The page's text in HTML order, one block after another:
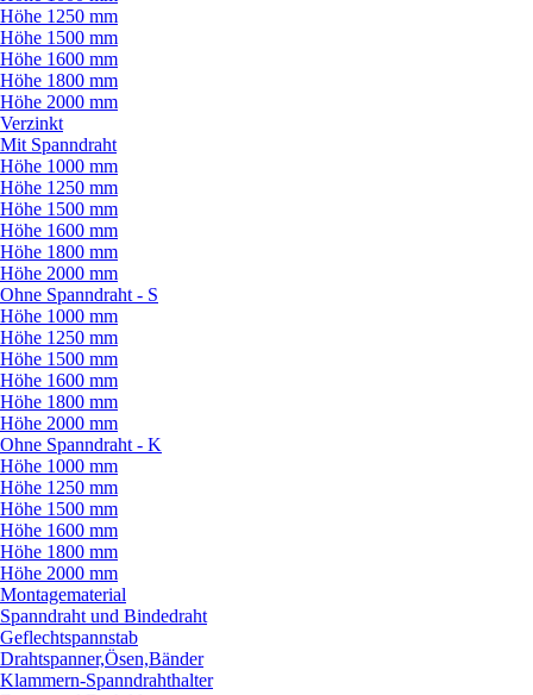
Höhe 1250 mm
Höhe 1500 mm
Höhe 1600 mm
Höhe 1800 mm
Höhe 2000 mm
Verzinkt
Mit Spanndraht
Höhe 1000 mm
Höhe 1250 mm
Höhe 1500 mm
Höhe 1600 mm
Höhe 1800 mm
Höhe 2000 mm
Ohne Spanndraht - S
Höhe 1000 mm
Höhe 1250 mm
Höhe 1500 mm
Höhe 1600 mm
Höhe 1800 mm
Höhe 2000 mm
Ohne Spanndraht - K
Höhe 1000 mm
Höhe 1250 mm
Höhe 1500 mm
Höhe 1600 mm
Höhe 1800 mm
Höhe 2000 mm
Montagematerial
Spanndraht und Bindedraht
Geflechtspannstab
Drahtspanner,Ösen,Bänder
Klammern-Spanndrahthalter